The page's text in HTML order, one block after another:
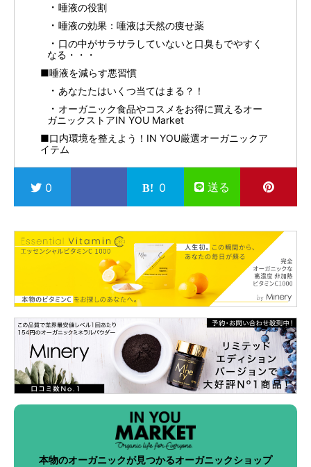
唾液の役割
唾液の効果：唾液は天然の痩せ薬
口の中がサラサラしていないと口臭もでやすく
なる・・・
■唾液を減らす悪習慣
あなたたはいくつ当てはまる？！
オーガニック食品やコスメをお得に買えるオー
ガニックストアIN YOU Market
■口内環境を整えよう！IN YOU厳選オーガニックア
イテム
0 0 送る
本物のオーガニックが見つかるオーガニックショップ